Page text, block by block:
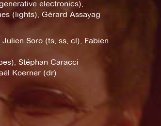
electronics),
(lights), Gérard Assayag
Soro (ts, ss, cl), Fabien
Stéphan Caracci
Koerner (dr)